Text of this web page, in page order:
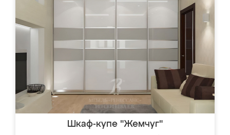
Шкаф-купе "Жемчуг"